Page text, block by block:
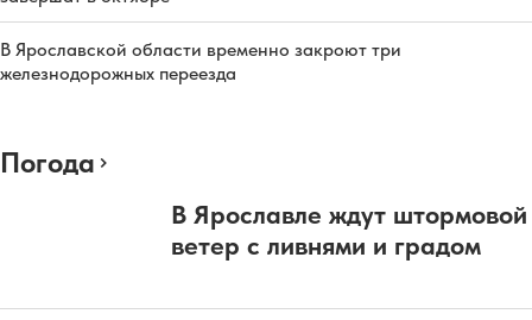
В Ярославской области временно закроют три
железнодорожных переезда
Погода
В Ярославле ждут штормовой
ветер с ливнями и градом